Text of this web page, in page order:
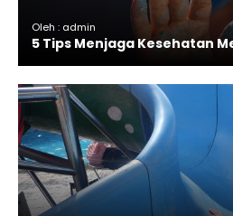
Oleh : admin
5 Tips Menjaga Kesehatan